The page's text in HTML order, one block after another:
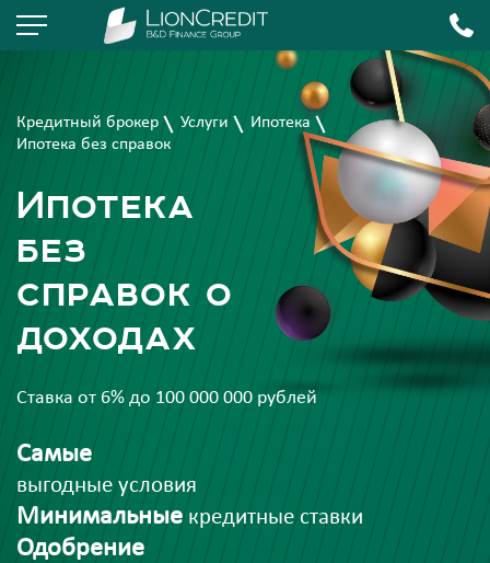
Кредитный брокер Услуги
Ипотека
Ипотека без справок
Ипотека
без
справок о
доходах
Ставка от 6% до 100 000 000 рублей
Самые
выгодные условия
Минимальные кредитные ставки
Одобрение